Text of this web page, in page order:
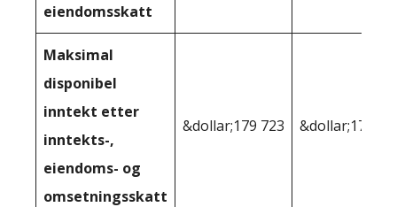
eiendomsskatt
Maksimal
disponibel
inntekt etter
inntekts-,
eiendoms- og
omsetningsskatt
&dollar;179 723